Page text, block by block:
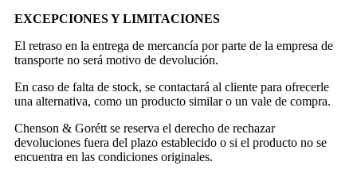
EXCEPCIONES Y LIMITACIONES
El retraso en la entrega de mercancía por parte de la empresa de
transporte no será motivo de devolución.
En caso de falta de stock, se contactará al cliente para ofrecerle
una alternativa, como un producto similar o un vale de compra.
Chenson & Gorétt se reserva el derecho de rechazar
devoluciones fuera del plazo establecido o si el producto no se
encuentra en las condiciones originales.